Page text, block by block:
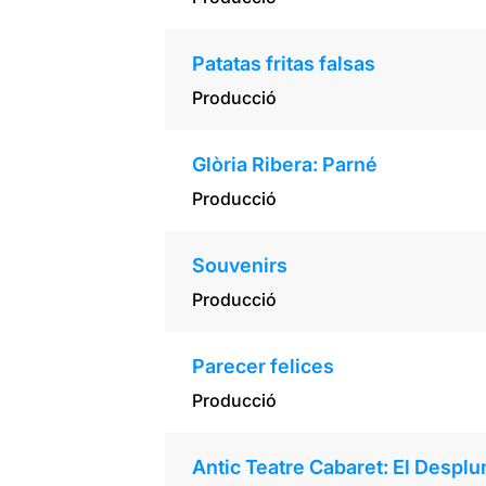
Patatas fritas falsas
Producció
Glòria Ribera: Parné
Producció
Souvenirs
Producció
Parecer felices
Producció
Antic Teatre Cabaret: El